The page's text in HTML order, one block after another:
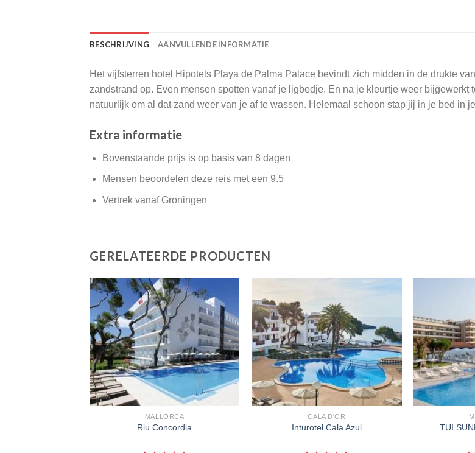
BESCHRIJVING AANVULLENDE INFORMATIE
Het vijfsterren hotel Hipotels Playa de Palma Palace bevindt zich midden in de drukte
zandstrand op. Even mensen spotten vanaf je ligbedje. En na je kleurtje weer
natuurlijk om al dat zand weer van je af te wassen. Helemaal schoon stap jij in je bed in
Extra informatie
Bovenstaande prijs is op basis van 8 dagen
Mensen beoordelen deze reis met een 9.5
Vertrek vanaf Groningen
GERELATEERDE PRODUCTEN
MALLORCA
Riu Concordia
CALA D'OR
Inturotel Cala Azul TUI